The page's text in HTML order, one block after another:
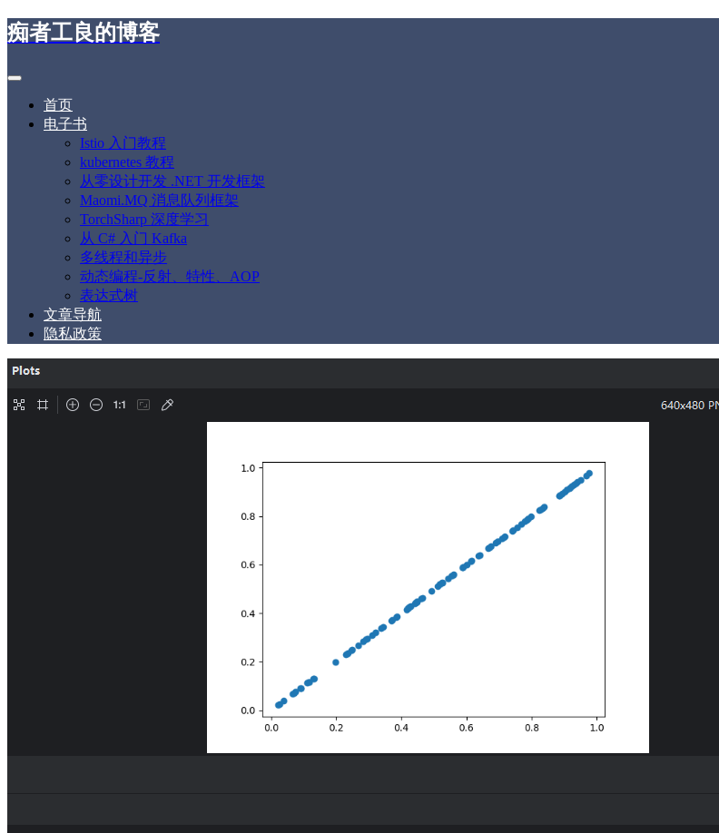
痴者工良的博客
首页
电子书
Istio 入门教程
kubernetes 教程
从零设计开发 .NET 开发框架
Maomi.MQ 消息队列框架
TorchSharp 深度学习
从 C# 入门 Kafka
多线程和异步
动态编程-反射、特性、AOP
表达式树
文章导航
隐私政策